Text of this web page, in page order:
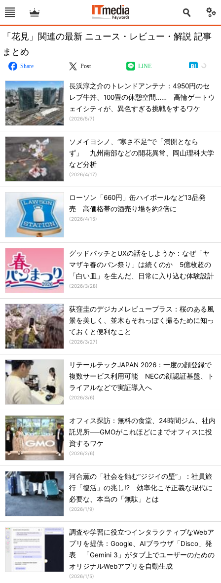
「花見」関連の最新 ニュース・レビュー・解説 記事
まとめ
Share Post LINE
長浜淳之介のトレンドアンテナ：4950円のセ
レブ牛丼、100畳の休憩空間…… 高輪ゲートウ
ェイシティが、異色すぎる挑戦をするワケ
(2026/5/7)
ソメイヨシノ、“寒さ不足”で「満開となら
ず」 九州南部などの開花異常、岡山理科大学
など分析
(2026/4/17)
ローソン「660円」缶ハイボールなど13品発
売 高価格帯の酒売り場を約2倍に
(2026/4/15)
グッドパッチとUXの話をしようか：なぜ「ヤ
マザキ春のパン祭り」は続くのか 5億枚超の
「白い皿」を生んだ、日常に入り込む体験設計
(2026/3/28)
荻窪圭のデジカメレビュープラス：桜のある風
景を美しく、並木もそれっぽく撮るために知っ
ておくと便利なこと
(2026/3/27)
リテールテックJAPAN 2026：一度の顔登録で
複数サービス利用可能 NECの顔認証基盤、ト
ライアルなどで実証導入へ
(2026/3/6)
オフィス探訪：無料の食堂、24時間ジム、社内
託児所──GMOがこれほどにまでオフィスに投
資するワケ
(2026/2/6)
河合薫の「社会を蝕む“ジジイの壁”」：社員旅
行「復活」の兆し!? 効率化こそ正義な現代に
必要な、本当の「無駄」とは
(2026/1/9)
調査や学習に役立つインタラクティブなWebア
プリを提供：Google、AIブラウザ「Disco」発
表 「Gemini 3」がタブ上でユーザーのための
オリジナルWebアプリを自動生成
(2026/1/5)